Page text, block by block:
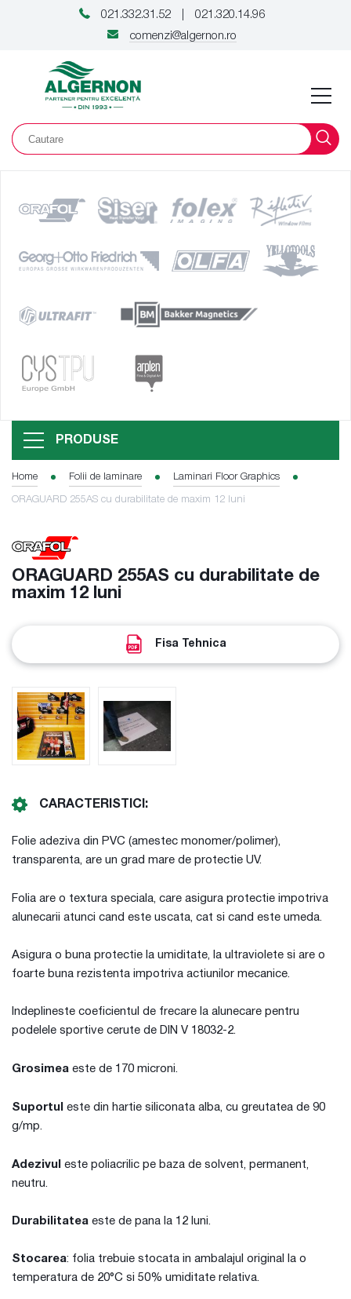
021.332.31.52
021.320.14.96
comenzi@algernon.ro
PRODUSE
Home Folii de laminare Laminari Floor Graphics
ORAGUARD 255AS cu durabilitate de maxim 12 luni
ORAGUARD 255AS cu durabilitate de
maxim 12 luni
Fisa Tehnica
CARACTERISTICI:
Folie adeziva din PVC (amestec monomer/polimer),
transparenta, are un grad mare de protectie UV.
Folia are o textura speciala, care asigura protectie impotriva
alunecarii atunci cand este uscata, cat si cand este umeda.
Asigura o buna protectie la umiditate, la ultraviolete si are o
foarte buna rezistenta impotriva actiunilor mecanice.
Indeplineste coeficientul de frecare la alunecare pentru
podelele sportive cerute de DIN V 18032-2.
Grosimea este de 170 microni.
Suportul este din hartie siliconata alba, cu greutatea de 90
g/mp.
Adezivul este poliacrilic pe baza de solvent, permanent,
neutru.
Durabilitatea este de pana la 12 luni.
Stocarea: folia trebuie stocata in ambalajul original la o
temperatura de 20°C si 50% umiditate relativa.